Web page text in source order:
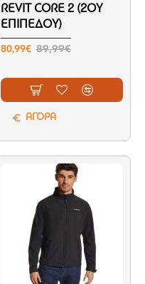
REVIT CORE 2 (2ΟΥ
ΕΠΙΠΈΔΟΥ)
80,99€ 89,99€
ΑΓΟΡΑ